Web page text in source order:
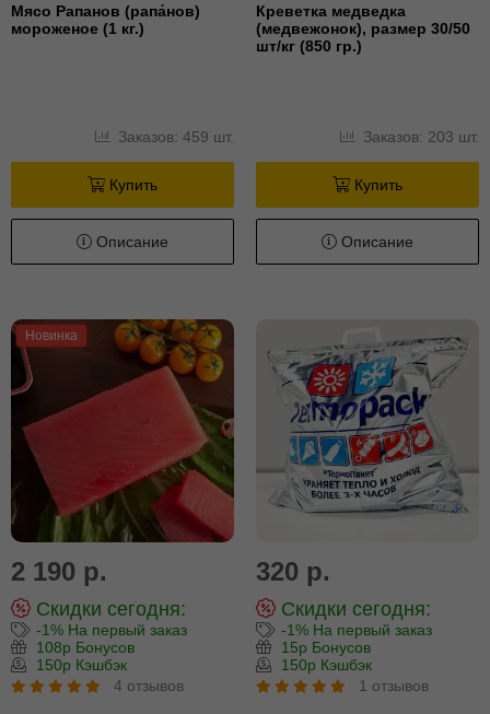
Мясо Рапанов (рапа́нов)
мороженое (1 кг.)
Заказов: 459 шт.
Купить
Описание
Креветка медведка
(медвежонок), размер 30/50
шт/кг (850 гр.)
Заказов: 203 шт.
Купить
Описание
Новинка
2 190 р.
Скидки сегодня:
-1% На первый заказ
108р Бонусов
150р Кэшбэк
4 отзывов
320 р.
Скидки сегодня:
-1% На первый заказ
15р Бонусов
150р Кэшбэк
1 отзывов